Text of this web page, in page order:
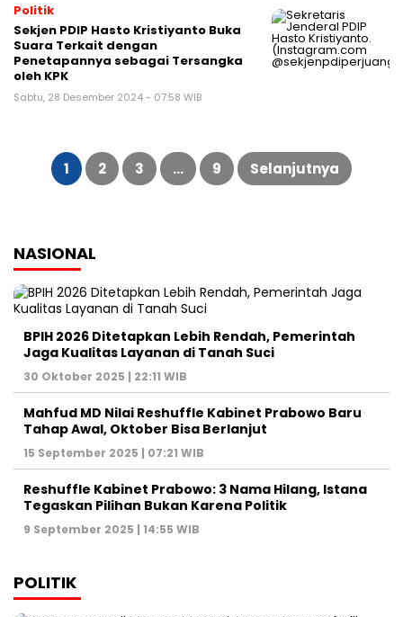
Politik
Sekjen PDIP Hasto Kristiyanto Buka
Suara Terkait dengan
Penetapannya sebagai Tersangka
oleh KPK
Sabtu, 28 Desember 2024 - 07:58 WIB
Paginasi
pos
1 2 3 … 9 Selanjutnya
NASIONAL
BPIH 2026 Ditetapkan Lebih Rendah, Pemerintah
Jaga Kualitas Layanan di Tanah Suci
30 Oktober 2025 | 22:11 WIB
Mahfud MD Nilai Reshuffle Kabinet Prabowo Baru
Tahap Awal, Oktober Bisa Berlanjut
15 September 2025 | 07:21 WIB
Reshuffle Kabinet Prabowo: 3 Nama Hilang, Istana
Tegaskan Pilihan Bukan Karena Politik
9 September 2025 | 14:55 WIB
POLITIK